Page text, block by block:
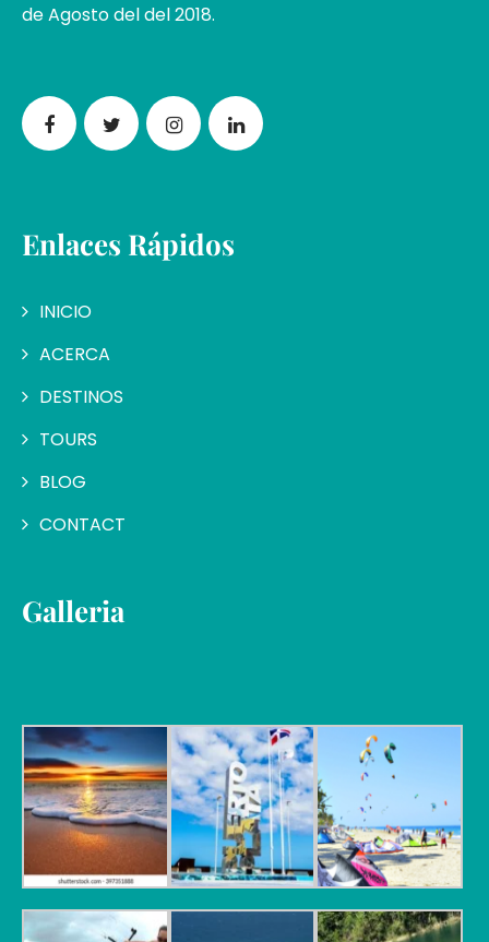
de Agosto del del 2018.
Enlaces Rápidos
INICIO
ACERCA
DESTINOS
TOURS
BLOG
CONTACT
Galleria